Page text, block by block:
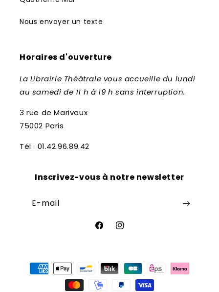
Nous envoyer un texte
Horaires d'ouverture
La Librairie Théâtrale vous accueille du lundi
au samedi de 11 h à 19 h sans interruption.
3 rue de Marivaux
75002 Paris
Tél : 01.42.96.89.42
Inscrivez-vous à notre newsletter
E-mail
FacebookInstagram
Moyens